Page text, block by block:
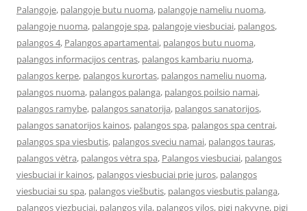
Palangoje, palangoje butu nuoma, palangoje nameliu nuoma,
palangoje nuoma, palangoje spa, palangoje viesbuciai, palangos,
palangos 4, Palangos apartamentai, palangos butu nuoma,
palangos informacijos centras, palangos kambariu nuoma,
palangos kerpe, palangos kurortas, palangos nameliu nuoma,
palangos nuoma, palangos palanga, palangos poilsio namai,
palangos ramybe, palangos sanatorija, palangos sanatorijos,
palangos sanatorijos kainos, palangos spa, palangos spa centrai,
palangos spa viesbutis, palangos sveciu namai, palangos tauras,
palangos vėtra, palangos vėtra spa, Palangos viesbuciai, palangos
viesbuciai ir kainos, palangos viesbuciai prie juros, palangos
viesbuciai su spa, palangos viešbutis, palangos viesbutis palanga,
palangos viezbuciai, palangos vila, palangos vilos, pigi nakvyne, pigi